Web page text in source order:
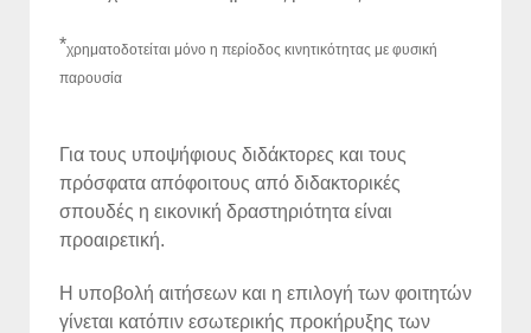
*χρηματοδοτείται μόνο η περίοδος κινητικότητας με φυσική
παρουσία
Για τους υποψήφιους διδάκτορες και τους
πρόσφατα απόφοιτους από διδακτορικές
σπουδές η εικονική δραστηριότητα είναι
προαιρετική.
Η υποβολή αιτήσεων και η επιλογή των φοιτητών
γίνεται κατόπιν εσωτερικής προκήρυξης των